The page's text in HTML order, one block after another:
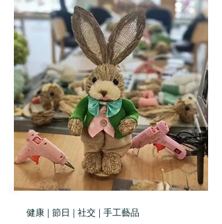
健康 | 節日 | 社交 | 手工藝品